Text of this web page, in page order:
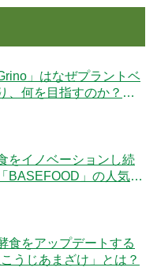
」はなぜプラントベ
、何を目指すのか？創
をイノベーションし続
BASEFOOD」の人気の
食をアップデートする
うじあまざけ」とは？